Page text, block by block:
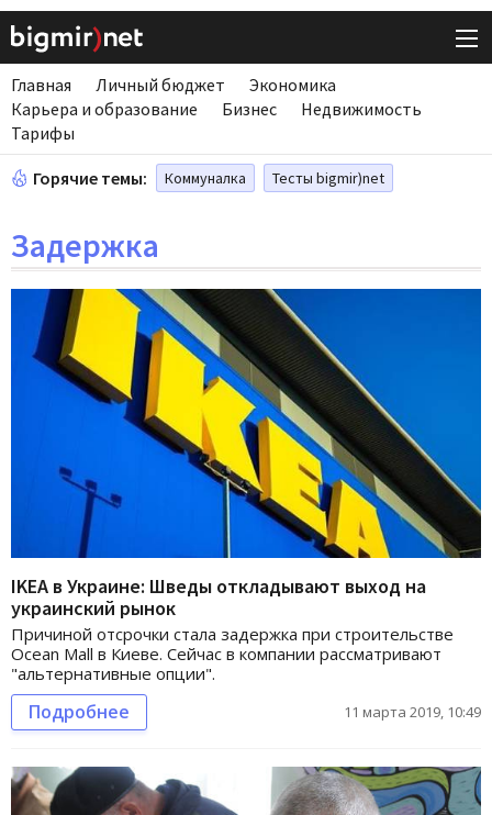
Главная Личный бюджет
Экономика
Карьера и образование
Бизнес
Недвижимость
Тарифы
Горячие темы: Коммуналка Тесты bigmir)net
Задержка
IKEA в Украине: Шведы откладывают выход на
украинский рынок
Причиной отсрочки стала задержка при строительстве
Ocean Mall в Киеве. Сейчас в компании рассматривают
"альтернативные опции".
Подробнее 11 марта 2019, 10:49